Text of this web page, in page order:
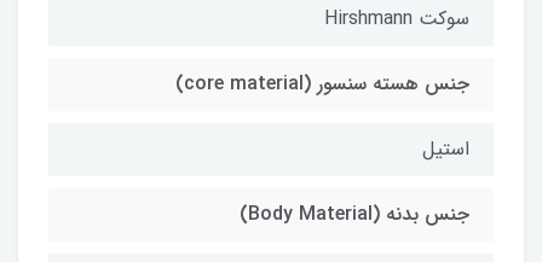
سوکت Hirshmann
جنس هسته سنسور (core material)
استیل
جنس بدنه (Body Material)